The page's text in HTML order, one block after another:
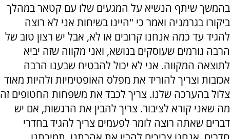
בהמשך שיתף הנשיא על המגעים שלו עם קטאר במהלך
ביקורו בגרמניה ואמר כי "היינו בשיחות אני לא רוצה
להגיד עד כמה אנחנו קרובים או לא, אבל יש רצון טוב של
הרבה גורמים שעוסקים בנושא, ואני מקווה שזה יביא
לתוצאה המקווה. אני לא יכול להבטיח שבענו הרבה
אכזבות וצריך להוריד את מפלס האופטימיות ולהיות מאוד
צלול בהערכה שלנו. צריך לכבד את משפחות החטופים זה
מה שאני קורא לציבור. צריך להבין את הרגשות, אם יש
דברים שאתה רוצה לומר לפעמים צריך להגיד בחדרי